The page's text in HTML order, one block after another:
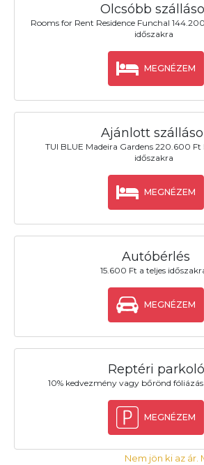
Olcsóbb
Rooms for Rent Residence Funchal
időszakra
MEGNÉZEM
Ajánlott
TUI BLUE Madeira Gardens 220.600 Ft
időszakra
MEGNÉZEM
Autóbérlés
15.600 Ft a teljes
MEGNÉZEM
Reptéri parkoló
10% kedvezmény vagy bőrönd
MEGNÉZEM
Nem jön ki az ár.